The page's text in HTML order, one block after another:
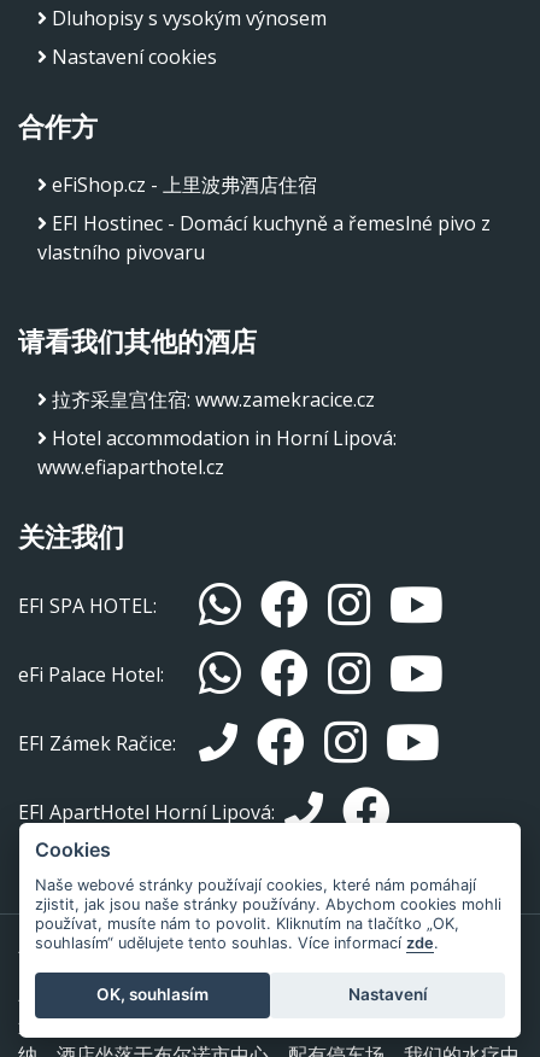
Dluhopisy s vysokým výnosem
Nastavení cookies
合作方
eFiShop.cz - 上里波弗酒店住宿
EFI Hostinec - Domácí kuchyně a řemeslné pivo z
vlastního pivovaru
请看我们其他的酒店
拉齐采皇宫住宿: www.zamekracice.cz
Hotel accommodation in Horní Lipová:
www.efiaparthotel.cz
关注我们
EFI SPA HOTEL:
eFi Palace Hotel:
EFI Zámek Račice:
EFI ApartHotel Horní Lipová:
布尔诺艾菲酒店不只是住宿
布尔诺艾菲酒店不仅为客户提供舒适的住宿，这里还有配有
迷你啤酒屋的顶级餐厅艾菲酒家及时尚餐厅老特卡尔措夫
Cookies
Naše webové stránky používají cookies, které nám pomáhají
zjistit, jak jsou naše stránky používány. Abychom cookies mohli
používat, musíte nám to povolit. Kliknutím na tlačítko „OK,
souhlasím“ udělujete tento souhlas. Více informací zde.
OK, souhlasím Nastavení